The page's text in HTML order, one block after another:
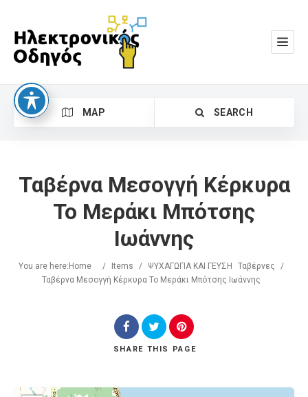
MAP SEARCH
Search
Ταβέρνα Μεσογγή Κέρκυρα
Το Μεράκι Μπότσης
Ιωάννης
You are here: Home / Items / ΨΥΧΑΓΩΓΙΑ ΚΑΙ ΓΕΥΣΗ Ταβέρνες
/
Ταβέρνα Μεσογγή Κέρκυρα Το Μεράκι Μπότσης Ιωάννης
SHARE THIS PAGE